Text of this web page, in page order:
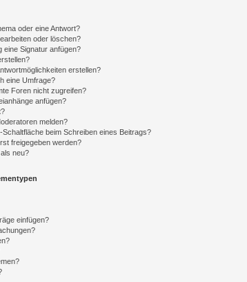
oder eine Antwort?
oder löschen?
eine Signatur anfügen?
erstellen?
eine Umfrage?
Foren nicht zugreifen?
anfügen?
melden?
Schaltfläche beim Schreiben eines Beitrags?
freigegeben werden?
neu?
einfügen?